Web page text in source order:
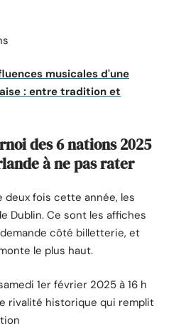
musicales d'une
: entre tradition et
des 6 nations 2025
à ne pas rater
deux fois cette année, les
Dublin. Ce sont les affiches
côté billetterie, et
le plus haut.
1er février 2025 à 16 h
rivalité historique qui remplit